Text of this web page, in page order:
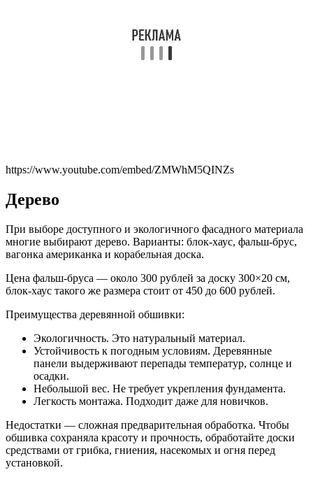
https://www.youtube.com/embed/ZMWhM5QINZs
Дерево
При выборе доступного и экологичного фасадного материала
многие выбирают дерево. Варианты: блок-хаус, фальш-брус,
вагонка американка и корабельная доска.
Цена фальш-бруса — около 300 рублей за доску 300×20 см,
блок-хаус такого же размера стоит от 450 до 600 рублей.
Преимущества деревянной обшивки:
Экологичность. Это натуральный материал.
Устойчивость к погодным условиям. Деревянные
панели выдерживают перепады температур, солнце и
осадки.
Небольшой вес. Не требует укрепления фундамента.
Легкость монтажа. Подходит даже для новичков.
Недостатки — сложная предварительная обработка. Чтобы
обшивка сохраняла красоту и прочность, обработайте доски
средствами от грибка, гниения, насекомых и огня перед
установкой.